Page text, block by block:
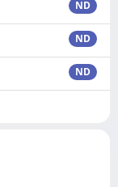
ND
ND
ND